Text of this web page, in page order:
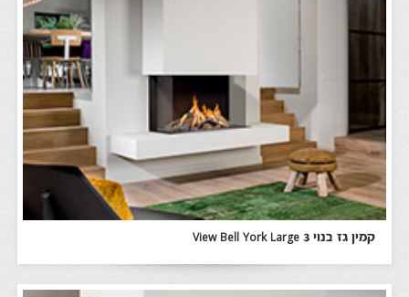
קמין גז בנוי View Bell York Large 3